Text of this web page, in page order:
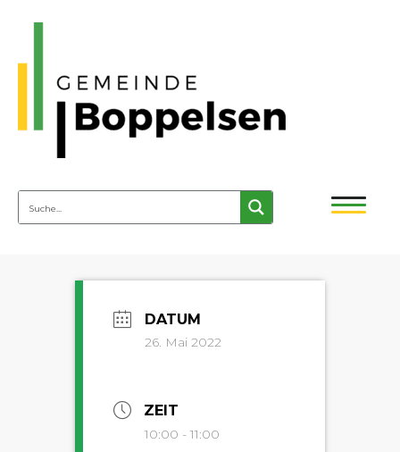
26. Mai 2022
ZEIT
10:00 - 11:00